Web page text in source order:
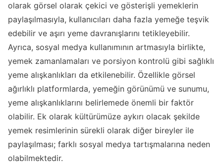
olarak görsel olarak çekici ve gösterişli yemeklerin
paylaşılmasıyla, kullanıcıları daha fazla yemeğe teşvik
edebilir ve aşırı yeme davranışlarını tetikleyebilir.
Ayrıca, sosyal medya kullanımının artmasıyla birlikte,
yemek zamanlamaları ve porsiyon kontrolü gibi sağlıklı
yeme alışkanlıkları da etkilenebilir. Özellikle görsel
ağırlıklı platformlarda, yemeğin görünümü ve sunumu,
yeme alışkanlıklarını belirlemede önemli bir faktör
olabilir. Ek olarak kültürümüze aykırı olacak şekilde
yemek resimlerinin sürekli olarak diğer bireyler ile
paylaşılması; farklı sosyal medya tartışmalarına neden
olabilmektedir.